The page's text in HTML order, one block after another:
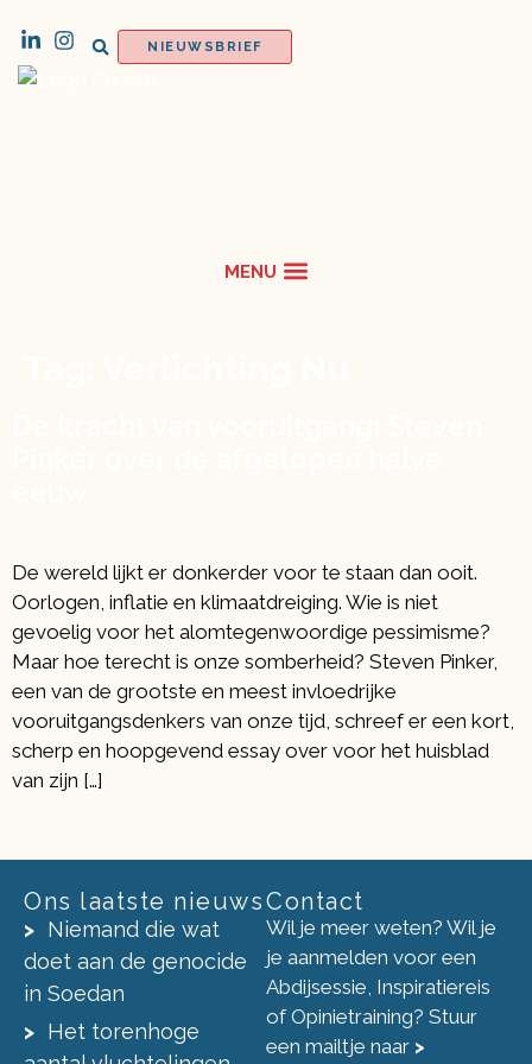
NIEUWSBRIEF
De wereld lijkt er donkerder voor te staan dan ooit.
Oorlogen, inflatie en klimaatdreiging. Wie is niet
gevoelig voor het alomtegenwoordige pessimisme?
Maar hoe terecht is onze somberheid? Steven Pinker,
een van de grootste en meest invloedrijke
vooruitgangsdenkers van onze tijd, schreef er een kort,
scherp en hoopgevend essay over voor het huisblad
van zijn […]
Ons laatste nieuws
Niemand die wat
doet aan de genocide
in Soedan
Het torenhoge
Contact
Wil je meer weten? Wil je
je aanmelden voor een
Abdijsessie, Inspiratiereis
of Opinietraining? Stuur
een mailtje naar >